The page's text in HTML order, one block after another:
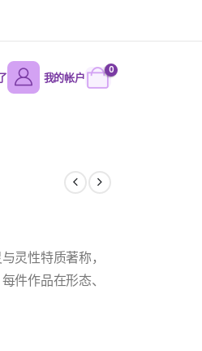
我的帐户
0
灵性特质著称，
件作品在形态、